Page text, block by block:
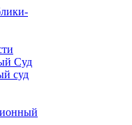
Суд
суд